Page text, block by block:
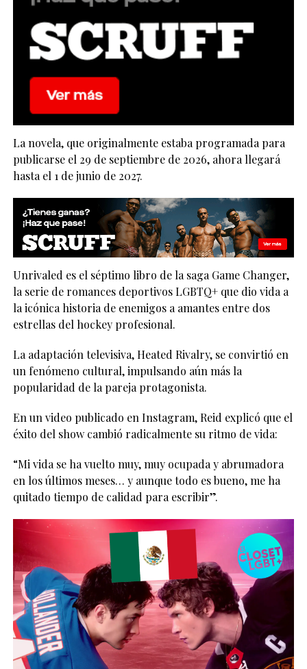
La novela, que originalmente estaba programada para
publicarse el 29 de septiembre de 2026, ahora llegará
hasta el 1 de junio de 2027.
Unrivaled es el séptimo libro de la saga Game Changer,
la serie de romances deportivos LGBTQ+ que dio vida a
la icónica historia de enemigos a amantes entre dos
estrellas del hockey profesional.
La adaptación televisiva, Heated Rivalry, se convirtió en
un fenómeno cultural, impulsando aún más la
popularidad de la pareja protagonista.
En un video publicado en Instagram, Reid explicó que el
éxito del show cambió radicalmente su ritmo de vida:
“Mi vida se ha vuelto muy, muy ocupada y abrumadora
en los últimos meses… y aunque todo es bueno, me ha
quitado tiempo de calidad para escribir”.